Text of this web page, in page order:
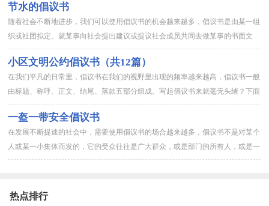
节水的倡议书
随着社会不断地进步，我们可以使用倡议书的机会越来越多，倡议书是由某一组
织或社团拟定、就某事向社会提出建议或提议社会成员共同去做某事的书面文
章。那么一般倡议书是怎么写的呢？以下是小编精心整理的节水的倡议...
小区文明公约倡议书（共12篇）
在我们平凡的日常里，倡议书在我们的视野里出现的频率越来越高，倡议书一般
由标题、称呼、正文、结尾、落款五部分组成。写起倡议书来就毫无头绪？下面
是小编帮大家整理的小区文明公约倡议书，希望能够帮助到大家。小...
一盔一带安全倡议书
在发展不断提速的社会中，需要使用倡议书的场合越来越多，倡议书不是对某个
人或某一小集体而发的，它的受众往往是广大群众，或是部门的所有人，或是一
个地区的所有人，甚至是全国人民。如何写一份恰当的倡议书呢？以...
热点排行